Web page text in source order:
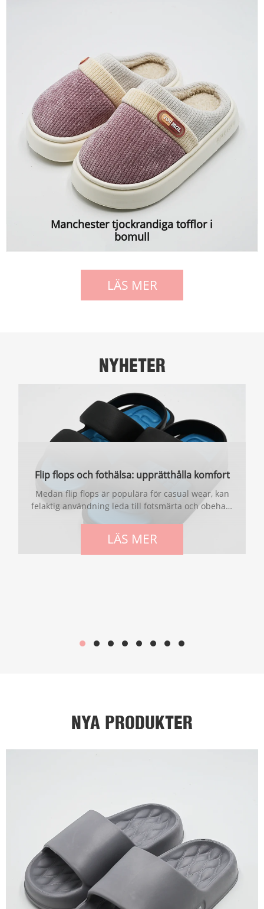
Manchester tjockrandiga tofflor i
bomull
LÄS MER
NYHETER
Flip flops och fothälsa: upprätthålla komfort
Medan flip flops är populära för casual wear, kan
felaktig användning leda till fotsmärta och obehag.
I den här artikeln kommer vi att fördjupa
förhållandet mellan flip flops och fothälsa, vilket
ger insikter om hur man kan upprätthålla komfort,
stöd och övergripande fotbebyggande samtidigt
LÄS MER
NYA PRODUKTER